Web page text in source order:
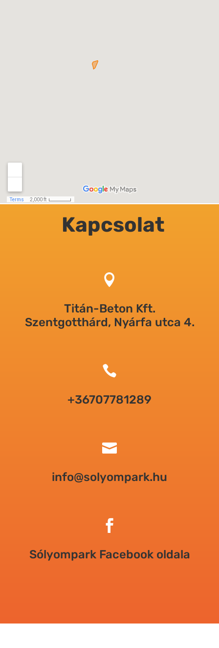
Kapcsolat

Titán-Beton Kft.
Szentgotthárd, Nyárfa utca 4.

+36707781289

info@solyompark.hu

Sólyompark Facebook oldala